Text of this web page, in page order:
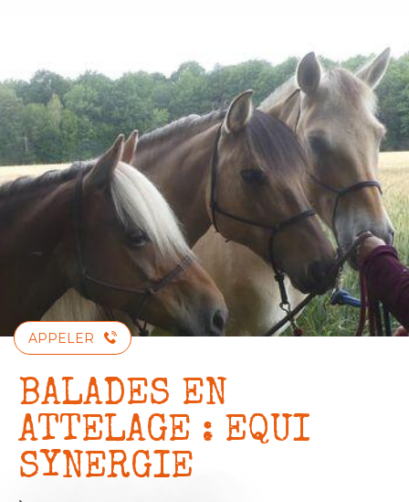
principal
APPELER
BALADES EN
ATTELAGE : EQUI
SYNERGIE